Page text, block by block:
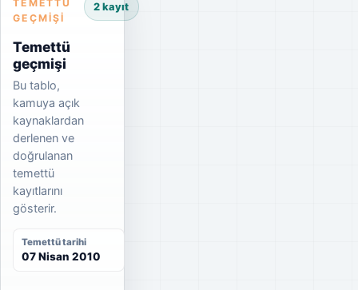
TEMETTÜ
GEÇMIŞI
Temettü
geçmişi
Bu tablo,
kamuya açık
kaynaklardan
derlenen ve
doğrulanan
temettü
kayıtlarını
gösterir.
2 kayıt
Temettü tarihi
07 Nisan 2010